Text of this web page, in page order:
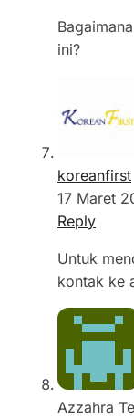
ini?
koreanfirst
17 Maret
Reply
Untuk
kontak ke
Azzahra